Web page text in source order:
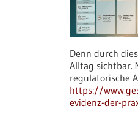
Denn durch
Alltag sichtbar.
regulatorische
https://
evidenz-der-